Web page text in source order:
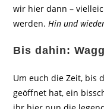
wir hier dann –
werden.Hin und
Bis dahin:
Um euch die Zeit, bis
geöffnet hat, ein